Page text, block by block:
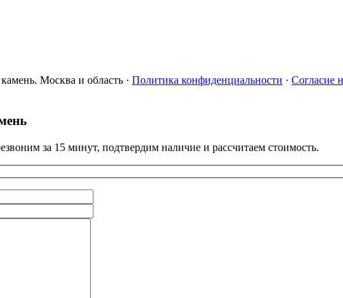
Москва и область · Политика конфиденциальности · Согласие
за 15 минут, подтвердим наличие и рассчитаем стоимость.